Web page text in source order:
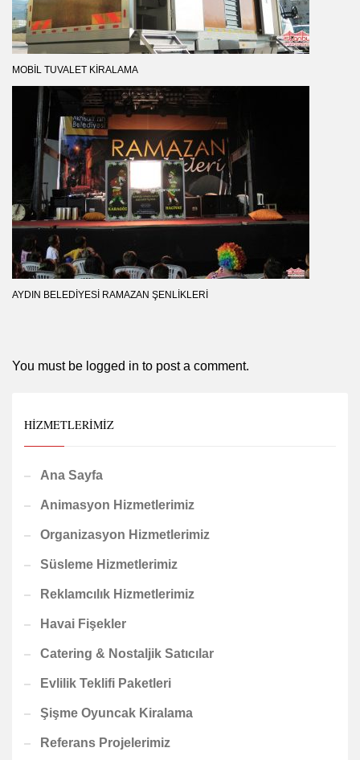
MOBIL TUVALET KIRALAMA
AYDIN BELEDIYESI RAMAZAN ŞENLIKLERI
You must be logged in to post a comment.
HIZMETLERIMIZ
Ana Sayfa
Animasyon Hizmetlerimiz
Organizasyon Hizmetlerimiz
Süsleme Hizmetlerimiz
Reklamcılık Hizmetlerimiz
Havai Fişekler
Catering & Nostaljik Satıcılar
Evlilik Teklifi Paketleri
Şişme Oyuncak Kiralama
Referans Projelerimiz